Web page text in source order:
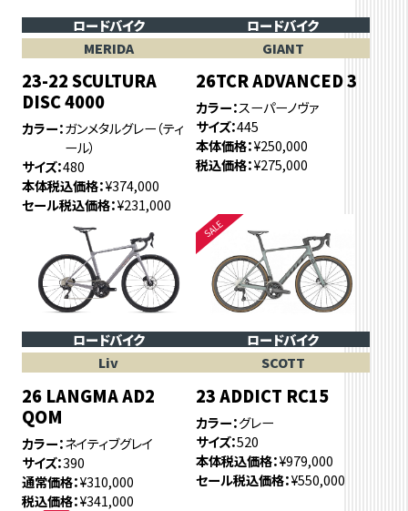
ロードバイク
MERIDA
23-22 SCULTURA
DISC 4000
カラー ガンメタルグレー（ティ
ール）
サイズ 480
本体税込価格 ¥374,000
セール税込価格 ¥231,000
ロードバイク
GIANT
26TCR ADVANCED 3
カラー スーパーノヴァ
サイズ 445
本体価格 ¥250,000
税込価格 ¥275,000
ロードバイク
Liv
26 LANGMA AD2
QOM
カラー ネイティブグレイ
サイズ 390
通常価格 ¥310,000
税込価格 ¥341,000
ロードバイク
SCOTT
23 ADDICT RC15
カラー グレー
サイズ 520
本体税込価格 ¥979,000
セール税込価格 ¥550,000